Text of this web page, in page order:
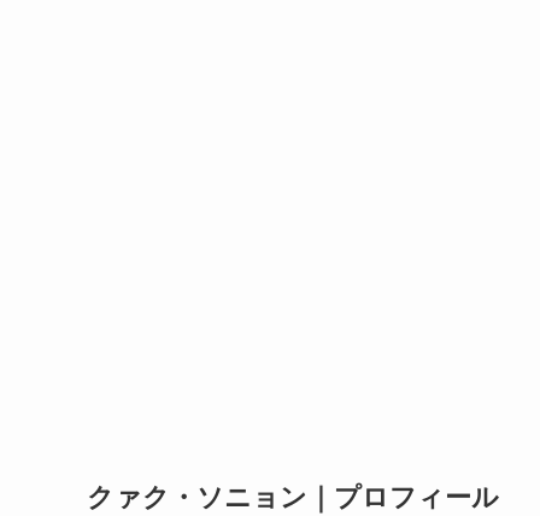
クァク・ソニョン｜プロフィール